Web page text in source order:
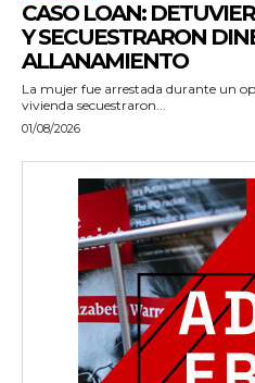
CASO LOAN:
Y SECUESTRARON
ALLANAMIENTO
La mujer fue arrestada durante un
vivienda secuestraron...
01/08/2026